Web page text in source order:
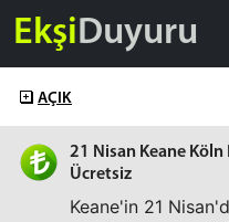
EkşiDuyuru
AÇIK
21 Nisan Keane
Ücretsiz
Keane'in 21